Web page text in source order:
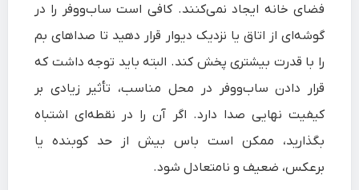
فضای خانه ایجاد نمی‌کنند. کافی است ساب‌ووفر را در
گوشه‌ای از اتاق یا نزدیک دیوار قرار دهید تا صداهای بم
را با قدرت بیشتری پخش کند. البته باید توجه داشت که
قرار دادن ساب‌ووفر در محل مناسب، تأثیر زیادی بر
کیفیت نهایی صدا دارد. اگر آن را در نقطه‌ای اشتباه
بگذارید، ممکن است باس بیش از حد کوبنده یا
برعکس، ضعیف و نامتعادل شود.